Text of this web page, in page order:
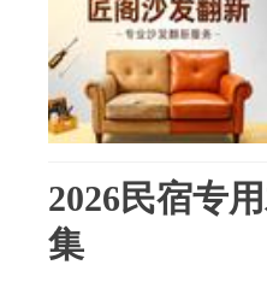
2026民宿专
集